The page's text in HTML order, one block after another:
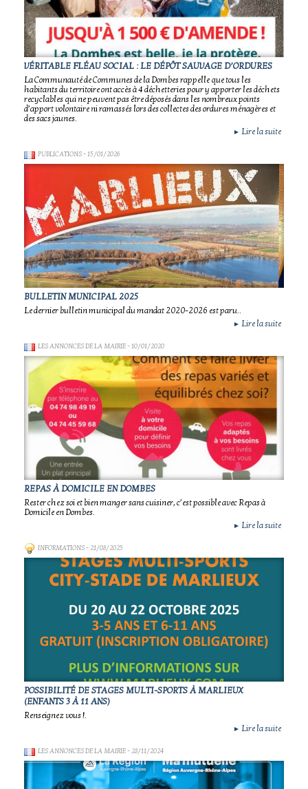
VÉRITABLE FLÉAU SOCIAL : LE DÉPÔT SAUVAGE D’ORDURES
La Communauté de Communes de la Dombes rappelle que tous les
habitants du territoire ont accès à 4 déchetteries pour y apporter les déchets
recyclables qui ne peuvent pas être déposés dans les nombreux points
d’apport volontaire ni ramassés lors des collectes des ordures ménagères et
des sacs jaunes.
► Lire la suite
PUBLICATIONS- 15/01/2026
BULLETIN MUNICIPAL 2025
Le dernier bulletin municipal du mandat 2020-2026 est paru..
► Lire la suite
LES ANNONCES DE LA MAIRIE- 10/01/2020
REPAS À DOMICILE EN DOMBES
Rester chez soi et bien manger sans cuisiner, c’est possible avec Repas à
Domicile en Dombes.
► Lire la suite
INFORMATIONS- 21/08/2025
POSSIBILITÉ DE STAGES MULTI-SPORTS À MARLIEUX
(ENFANTS 3 À 11 ANS)
Renseignez vous !.
► Lire la suite
LES ANNONCES DE LA MAIRIE- 28/11/2024